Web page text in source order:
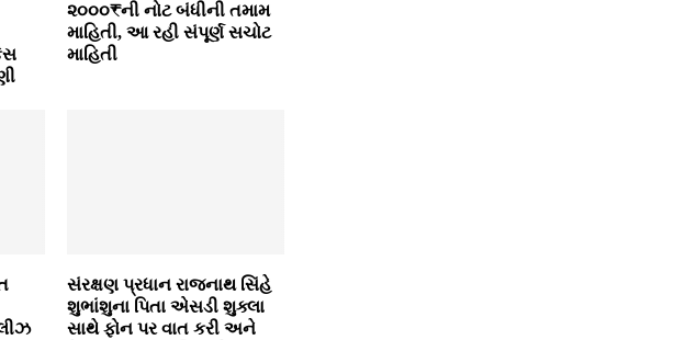
૨૦૦૦₹ની નોટ બંધીની તમામ
માહિતી, આ રહી સંપૂર્ણ સચોટ
માહિતી
સંરક્ષણ પ્રધાન રાજનાથ સિંહે
શુભાંશુના પિતા એસડી શુક્લા
સાથે ફોન પર વાત કરી અને